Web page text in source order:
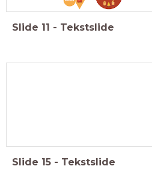
Slide 11 - Tekstslide
Slide 15 - Tekstslide